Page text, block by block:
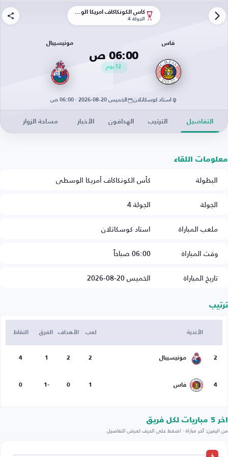
كأس الكونكاكاف أمريكا الوسطى
الجولة 4
فاس
06:00 ص
12 يوم
مونيسيبال
استاد كوسكاتلان الخميس 20-08-2026 · 06:00 ص
التفاصيل الترتيب الهدافون الأخبار مساحة الزوار
معلومات اللقاء
البطولة
كأس الكونكاكاف أمريكا الوسطى
الجولة
الجولة 4
ملعب المباراة
استاد كوسكاتلان
وقت المباراة
06:00 صباحاً
تاريخ المباراة
الخميس 20-08-2026
ترتيب
الأندية لعب الأهداف الفرق النقاط
2 مونيسيبال 2
2
1
4
4 فاس 1
0
-1
0
اخر 5 مباريات لكل فريق
من اليمين: آخر مباراة · اضغط على الحرف لعرض التفاصيل